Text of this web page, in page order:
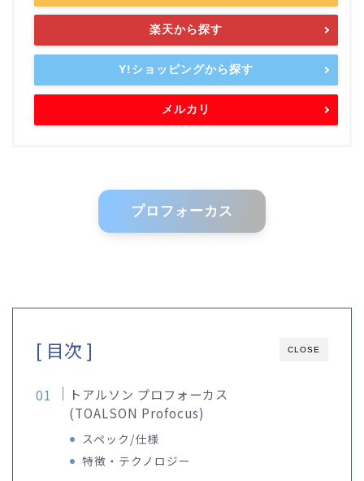
楽天から探す
Y!ショッピングから探す
メルカリ
プロフォーカス
CLOSE
[ 目次 ]
トアルソン プロフォーカス
(TOALSON Profocus)
スペック/仕様
特徴・テクノロジー